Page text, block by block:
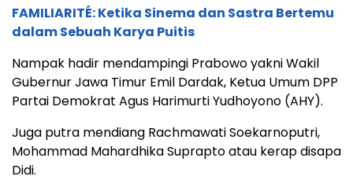
FAMILIARITÉ: Ketika Sinema dan Sastra Bertemu
dalam Sebuah Karya Puitis
Nampak hadir mendampingi Prabowo yakni Wakil
Gubernur Jawa Timur Emil Dardak, Ketua Umum DPP
Partai Demokrat Agus Harimurti Yudhoyono (AHY).
Juga putra mendiang Rachmawati Soekarnoputri,
Mohammad Mahardhika Suprapto atau kerap disapa
Didi.